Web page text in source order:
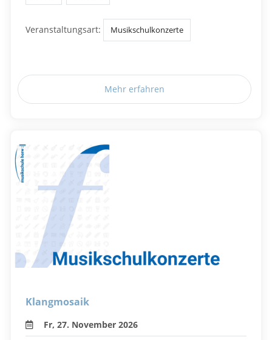
Veranstaltungsart: Musikschulkonzerte
Mehr erfahren
Klangmosaik
Fr, 27. November 2026